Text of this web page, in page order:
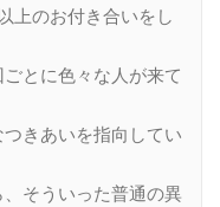
上のお付き合いをし
とに色々な人が来て
きあいを指向してい
そういった普通の異